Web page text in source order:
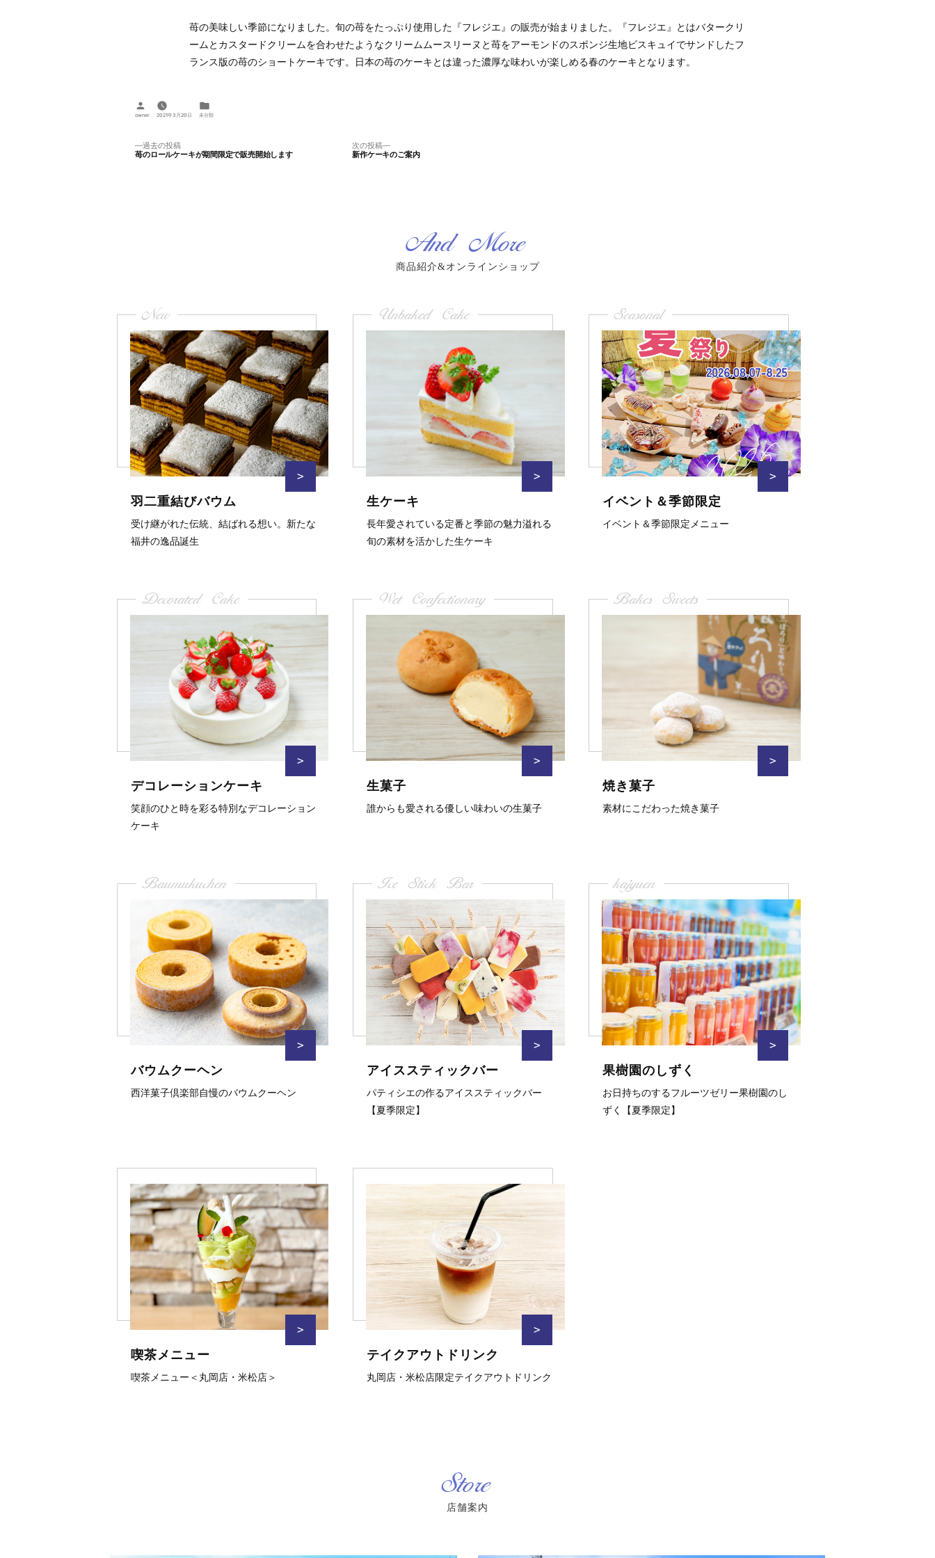
苺の美味しい季節になりました。旬の苺をたっぷり使用した『フレジエ』の販売が始まりました。『フレジエ』とはバタークリ
ームとカスタードクリームを合わせたようなクリームムースリーヌと苺をアーモンドのスポンジ生地ビスキュイでサンドしたフ
ランス版の苺のショートケーキです。日本の苺のケーキとは違った濃厚な味わいが楽しめる春のケーキとなります。
owner 2021年3月20日
テ
未分類
過去の投稿過
去
苺のロールケーキが期間限定で販売開始します
次の投稿
次
の
新作ケーキのご案内
And More
商品紹介&オンラインショップ
New
>
羽二重結びバウム
受け継がれた伝統、結ばれる想い。新たな
福井の逸品誕生
Unbaked Cake
>
生ケーキ
長年愛されている定番と季節の魅力溢れる
旬の素材を活かした生ケーキ
Seasonal
>
イベント＆季節限定
イベント＆季節限定メニュー
Decorated Cake
>
デコレーションケーキ
笑顔のひと時を彩る特別なデコレーション
ケーキ
Wet Confectionary
>
生菓子
誰からも愛される優しい味わいの生菓子
Bakes Sweets
>
焼き菓子
素材にこだわった焼き菓子
Baumukuchen
>
バウムクーヘン
西洋菓子倶楽部自慢のバウムクーヘン
Ice Stick Bar
>
アイススティックバー
パティシエの作るアイススティックバー
【夏季限定】
kajyuen
>
果樹園のしずく
お日持ちのするフルーツゼリー果樹園のし
ずく【夏季限定】
>
喫茶メニュー
喫茶メニュー＜丸岡店・米松店＞
>
テイクアウトドリンク
丸岡店・米松店限定テイクアウトドリンク
Store
店舗案内